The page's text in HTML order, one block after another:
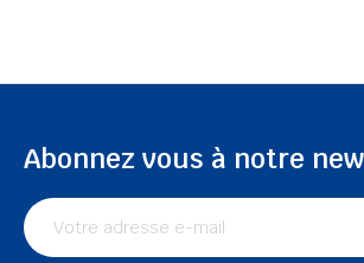
Abonnez vous à notre